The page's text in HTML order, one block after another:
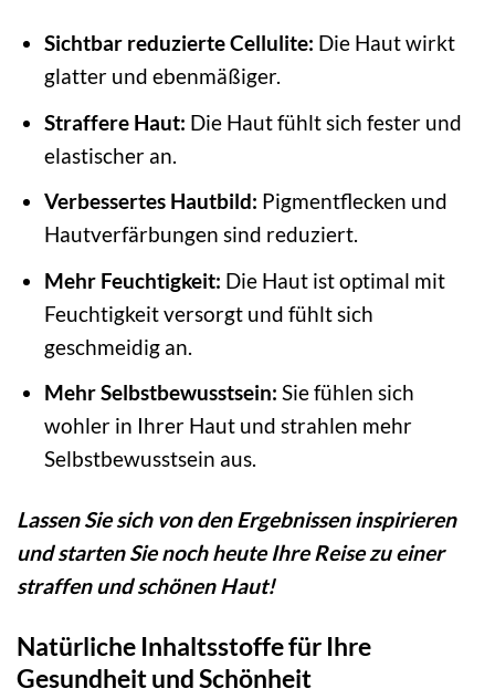
Sichtbar reduzierte Cellulite: Die Haut wirkt
glatter und ebenmäßiger.
Straffere Haut: Die Haut fühlt sich fester und
elastischer an.
Verbessertes Hautbild: Pigmentflecken und
Hautverfärbungen sind reduziert.
Mehr Feuchtigkeit: Die Haut ist optimal mit
Feuchtigkeit versorgt und fühlt sich
geschmeidig an.
Mehr Selbstbewusstsein: Sie fühlen sich
wohler in Ihrer Haut und strahlen mehr
Selbstbewusstsein aus.
Lassen Sie sich von den Ergebnissen inspirieren
und starten Sie noch heute Ihre Reise zu einer
straffen und schönen Haut!
Natürliche Inhaltsstoffe für Ihre
Gesundheit und Schönheit